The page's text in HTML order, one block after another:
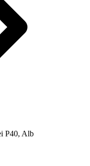
P40, Alb